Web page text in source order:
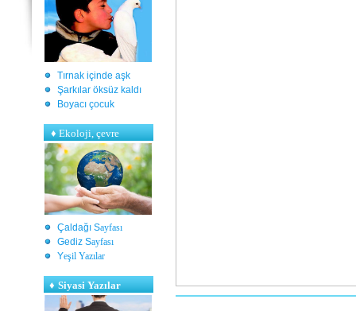
Tırnak içinde aşk
Şarkılar öksüz kaldı
Boyacı çocuk
♦Ekoloji, çevre
Çaldağı Sayfası
Gediz Sayfası
Yeşil Yazılar
♦ Siyasi Yazılar